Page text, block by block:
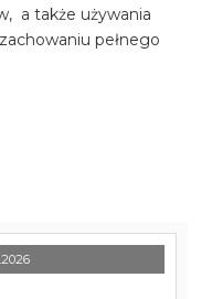
a także używania
pełnego